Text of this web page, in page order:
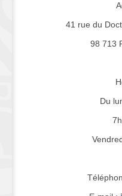
41 rue du
98 713
Du